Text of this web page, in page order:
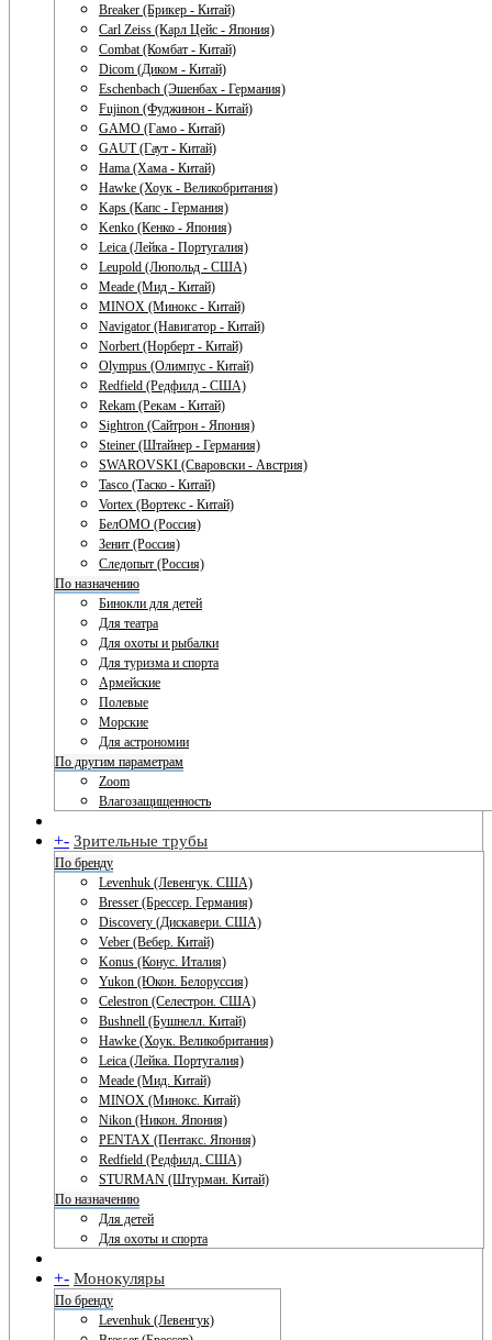
Breaker (Брикер - Китай)
Carl Zeiss (Карл Цейс - Япония)
Combat (Комбат - Китай)
Dicom (Диком - Китай)
Eschenbach (Эшенбах - Германия)
Fujinon (Фуджинон - Китай)
GAMO (Гамо - Китай)
GAUT (Гаут - Китай)
Hama (Хама - Китай)
Hawke (Хоук - Великобритания)
Kaps (Капс - Германия)
Kenko (Кенко - Япония)
Leica (Лейка - Португалия)
Leupold (Люпольд - США)
Meade (Мид - Китай)
MINOX (Минокс - Китай)
Navigator (Навигатор - Китай)
Norbert (Норберт - Китай)
Olympus (Олимпус - Китай)
Redfield (Редфилд - США)
Rekam (Рекам - Китай)
Sightron (Сайтрон - Япония)
Steiner (Штайнер - Германия)
SWAROVSKI (Сваровски - Австрия)
Tasco (Таско - Китай)
Vortex (Вортекс - Китай)
БелОМО (Россия)
Зенит (Россия)
Следопыт (Россия)
По назначению
Бинокли для детей
Для театра
Для охоты и рыбалки
Для туризма и спорта
Армейские
Полевые
Морские
Для астрономии
По другим параметрам
Zoom
Влагозащищенность
+- Зрительные трубы
По бренду
Levenhuk (Левенгук. США)
Bresser (Брессер. Германия)
Discovery (Дискавери. США)
Veber (Вебер. Китай)
Konus (Конус. Италия)
Yukon (Юкон. Белоруссия)
Celestron (Селестрон. США)
Bushnell (Бушнелл. Китай)
Hawke (Хоук. Великобритания)
Leica (Лейка. Португалия)
Meade (Мид. Китай)
MINOX (Минокс. Китай)
Nikon (Никон. Япония)
PENTAX (Пентакс. Япония)
Redfield (Редфилд. США)
STURMAN (Штурман. Китай)
По назначению
Для детей
Для охоты и спорта
+- Монокуляры
По бренду
Levenhuk (Левенгук)